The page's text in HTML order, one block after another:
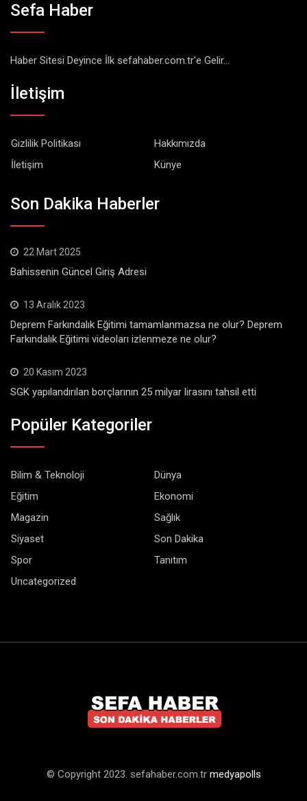
Sefa Haber
Haber Sitesi Deyince İlk sefahaber.com.tr'e Gelir...
İletişim
Gizlilik Politikası
Hakkımızda
İletişim
Künye
Son Dakika Haberler
22 Mart 2025
Bahissenin Güncel Giriş Adresi
13 Aralık 2023
Deprem Farkındalık Eğitimi tamamlanmazsa ne olur? Deprem
Farkındalık Eğitimi videoları izlenmeze ne olur?
20 Kasım 2023
SGK yapılandırılan borçlarının 25 milyar lirasını tahsil etti
Popüler Kategoriler
Bilim & Teknoloji
Dünya
Eğitim
Ekonomi
Magazin
Sağlık
Siyaset
Son Dakika
Spor
Tanıtım
Uncategorized
© Copyright 2023. sefahaber.com.tr medyapolls